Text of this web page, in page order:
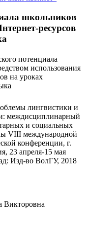
школьников
ресурсов
потенциала
использования
на уроках
лингвистики и
междисциплинарный
и социальных
VIII международной
конференции, г.
23 апреля-15 мая
Изд-во ВолГУ, 2018
Викторовна